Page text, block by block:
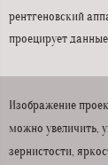
рентгеновский
проецирует
Изображение
можно увеличить,
зернистости,